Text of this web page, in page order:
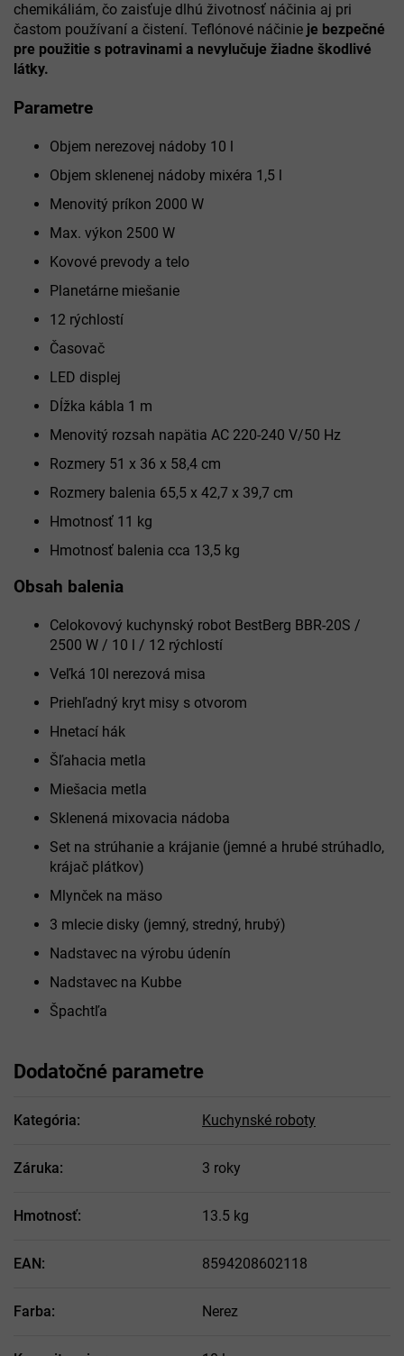
chemikáliám, čo zaisťuje dlhú životnosť náčinia aj pri
častom používaní a čistení. Teflónové náčinie je bezpečné
pre použitie s potravinami a nevylučuje žiadne škodlivé
látky.
Parametre
Objem nerezovej nádoby 10 l
Objem sklenenej nádoby mixéra 1,5 l
Menovitý príkon 2000 W
Max. výkon 2500 W
Kovové prevody a telo
Planetárne miešanie
12 rýchlostí
Časovač
LED displej
Dĺžka kábla 1 m
Menovitý rozsah napätia AC 220-240 V/50 Hz
Rozmery 51 x 36 x 58,4 cm
Rozmery balenia 65,5 x 42,7 x 39,7 cm
Hmotnosť 11 kg
Hmotnosť balenia cca 13,5 kg
Obsah balenia
Celokovový kuchynský robot BestBerg BBR-20S /
2500 W / 10 l / 12 rýchlostí
Veľká 10l nerezová misa
Priehľadný kryt misy s otvorom
Hnetací hák
Šľahacia metla
Miešacia metla
Sklenená mixovacia nádoba
Set na strúhanie a krájanie (jemné a hrubé strúhadlo,
krájač plátkov)
Mlynček na mäso
3 mlecie disky (jemný, stredný, hrubý)
Nadstavec na výrobu údenín
Nadstavec na Kubbe
Špachtľa
Dodatočné parametre
Kategória: Kuchynské roboty
Záruka: 3 roky
Hmotnosť: 13.5 kg
EAN : 8594208602118
Farba: Nerez